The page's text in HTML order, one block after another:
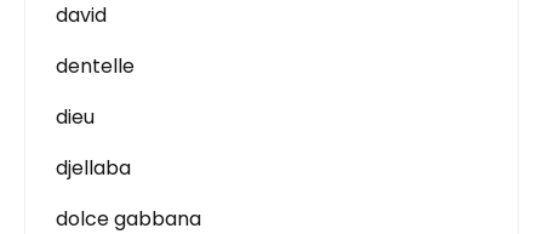
david
dentelle
dieu
djellaba
dolce gabbana